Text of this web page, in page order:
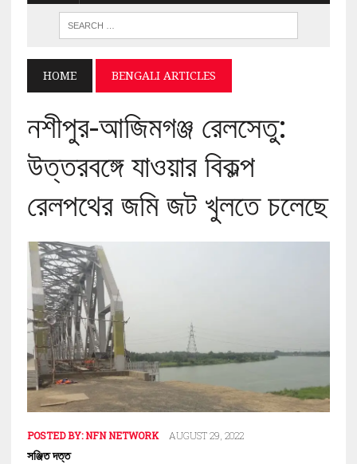
HOME BENGALI ARTICLES
নশীপুর-আজিমগঞ্জ রেলসেতু:
উত্তরবঙ্গে যাওয়ার বিকল্প
রেলপথের জমি জট খুলতে চলেছে
POSTED BY:NFN NETWORK AUGUST 29, 2022
সঞ্জিত দত্ত